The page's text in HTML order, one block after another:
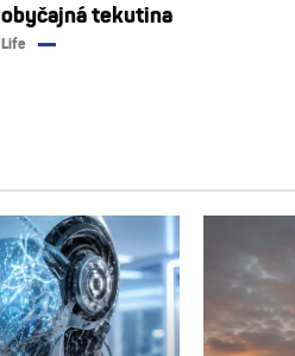
obyčajná tekutina
Life